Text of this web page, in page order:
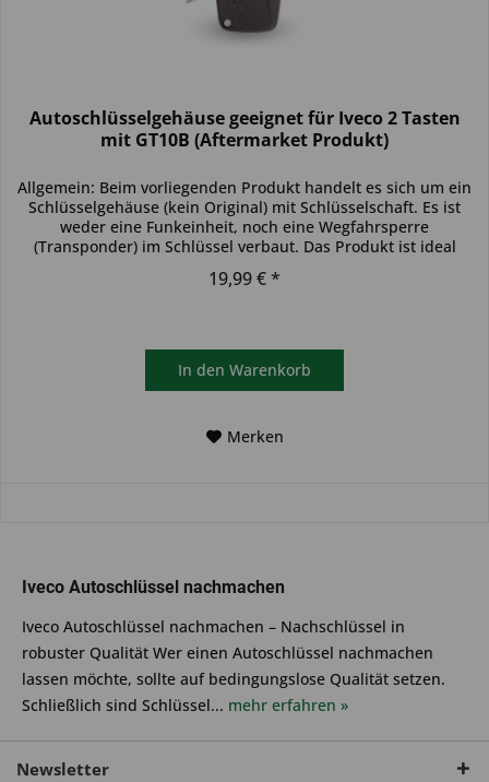
Autoschlüsselgehäuse geeignet für Iveco 2 Tasten
mit GT10B (Aftermarket Produkt)
Allgemein: Beim vorliegenden Produkt handelt es sich um ein
Schlüsselgehäuse (kein Original) mit Schlüsselschaft. Es ist
weder eine Funkeinheit, noch eine Wegfahrsperre
(Transponder) im Schlüssel verbaut. Das Produkt ist ideal
19,99 € *
In den Warenkorb
Merken
Iveco Autoschlüssel nachmachen
Iveco Autoschlüssel nachmachen – Nachschlüssel in
robuster Qualität Wer einen Autoschlüssel nachmachen
lassen möchte, sollte auf bedingungslose Qualität setzen.
Schließlich sind Schlüssel... mehr erfahren »
Newsletter